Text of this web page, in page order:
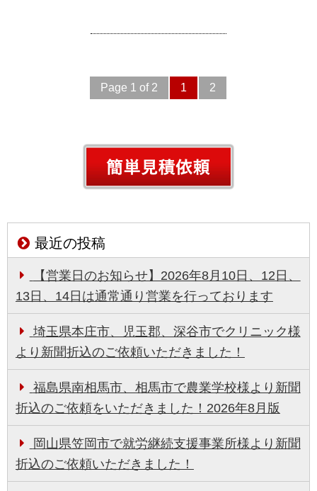
Page 1 of 2 1 2
最近の投稿
【営業日のお知らせ】2026年8月10日、12日、
13日、14日は通常通り営業を行っております
埼玉県本庄市、児玉郡、深谷市でクリニック様
より新聞折込のご依頼いただきました！
福島県南相馬市、相馬市で農業学校様より新聞
折込のご依頼をいただきました！2026年8月版
岡山県笠岡市で就労継続支援事業所様より新聞
折込のご依頼いただきました！